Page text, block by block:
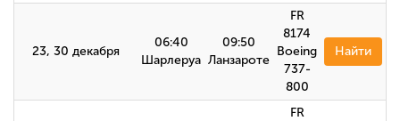
23, 30 декабря
06:40
Шарлеруа
09:50
Ланзароте
FR
8174
Boeing
737-
800
Найти
FR